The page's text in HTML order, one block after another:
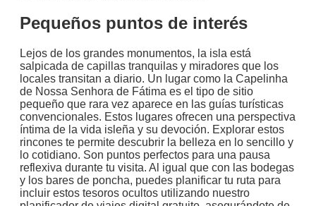
Pequeños puntos de interés
Lejos de los grandes monumentos, la isla está
salpicada de capillas tranquilas y miradores que los
locales transitan a diario. Un lugar como la Capelinha
de Nossa Senhora de Fátima es el tipo de sitio
pequeño que rara vez aparece en las guías turísticas
convencionales. Estos lugares ofrecen una perspectiva
íntima de la vida isleña y su devoción. Explorar estos
rincones te permite descubrir la belleza en lo sencillo y
lo cotidiano. Son puntos perfectos para una pausa
reflexiva durante tu visita. Al igual que con las bodegas
y los bares de poncha, puedes planificar tu ruta para
incluir estos tesoros ocultos utilizando nuestro